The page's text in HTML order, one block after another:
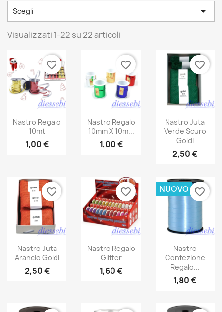
Scegli 
Visualizzati 1-22 su 22 articoli
Nastro Regalo
10mt
1,00 €
favorite_border
Nastro Regalo
10mm X 10m...
1,00 €
favorite_border
Nastro Juta
Verde Scuro
Goldi
2,50 €
favorite_border
Nastro Juta
Arancio Goldi
2,50 €
favorite_border
Nastro Regalo
Glitter
1,60 €
favorite_border
Nastro
Confezione
Regalo...
1,80 €
NUOVO favorite_border